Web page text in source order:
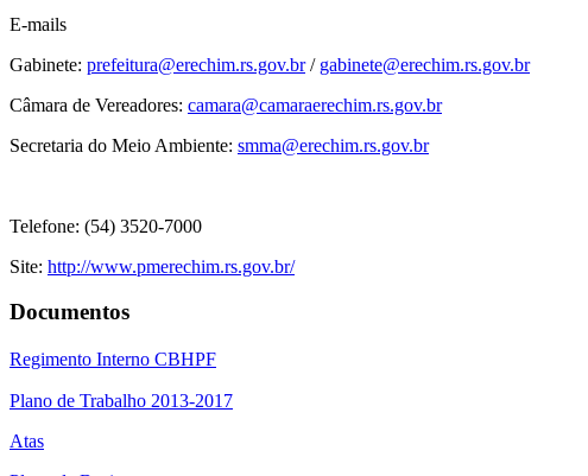
E-mails
Gabinete: prefeitura@erechim.rs.gov.br/ gabinete@erechim.rs.gov.br
Câmara de Vereadores: camara@camaraerechim.rs.gov.br
Secretaria do Meio Ambiente: smma@erechim.rs.gov.br
Telefone: (54) 3520-7000
Site: http://www.pmerechim.rs.gov.br/
Documentos
Regimento Interno CBHPF
Plano de Trabalho 2013-2017
Atas